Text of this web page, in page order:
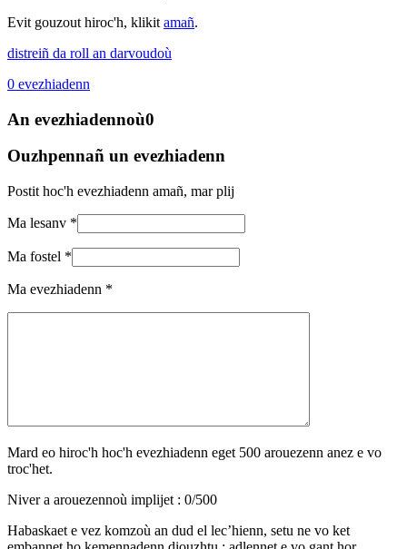
Evit gouzout hiroc'h, klikit amañ.
distreiñ da roll an darvoudoù
0 evezhiadenn
An evezhiadennoù0
Ouzhpennañ un evezhiadenn
Postit hoc'h evezhiadenn amañ, mar plij
Ma lesanv *
Ma fostel *
Ma evezhiadenn *
Mard eo hiroc'h hoc'h evezhiadenn eget 500 arouezenn anez e vo
troc'het.
Niver a arouezennoù implijet : 0/500
Habaskaet e vez komzoù an dud el lec’hienn, setu ne vo ket